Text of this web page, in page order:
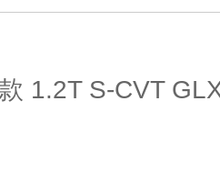
1.2T S-CVT